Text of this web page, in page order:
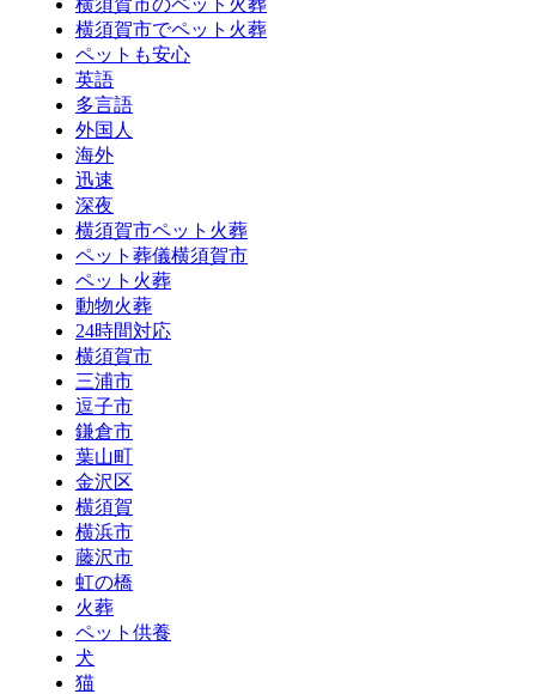
横須賀市のペット火葬
横須賀市でペット火葬
ペットも安心
英語
多言語
外国人
海外
迅速
深夜
横須賀市ペット火葬
ペット葬儀横須賀市
ペット火葬
動物火葬
24時間対応
横須賀市
三浦市
逗子市
鎌倉市
葉山町
金沢区
横須賀
横浜市
藤沢市
虹の橋
火葬
ペット供養
犬
猫